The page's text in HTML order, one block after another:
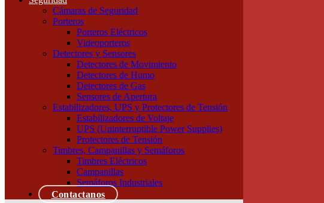
Cámaras de Seguridad
Porteros
Porteros Eléctricos
Videoporteros
Detectores y Sensores
Detectores de Movimiento
Detectores de Humo
Detectores de Gas
Sensores de Apertura
Estabilizadores, UPS y Protectores de Tensión
Estabilizadores de Voltaje
UPS (Uninterruptible Power Supplies)
Protectores de Tensión
Timbres, Campanillas y Semáforos
Timbres Eléctricos
Campanillas
Semáforos Industriales
Contactanos
Gabinetes
Gabinetes Plásticos
Gabinetes Metálicos
Gabinetes para Toma
Gabinetes para Medidores
Tableros
Llaves de Luz
Módulos, interruptores y tomas
Tapas y bastidores
Cajas Superficie y Capsuladas
Puesta a tierra
Accesorios
Cajas de inspección
Jabalinas
Seguridad
Cámaras de Seguridad
Porteros
Porteros Eléctricos